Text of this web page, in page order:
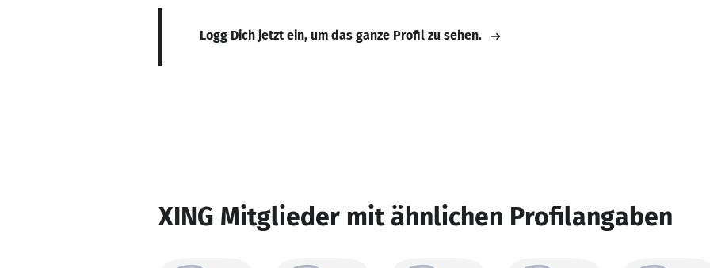
Logg Dich jetzt ein, um das ganze Profil zu sehen.
XING Mitglieder mit ähnlichen Profilangaben